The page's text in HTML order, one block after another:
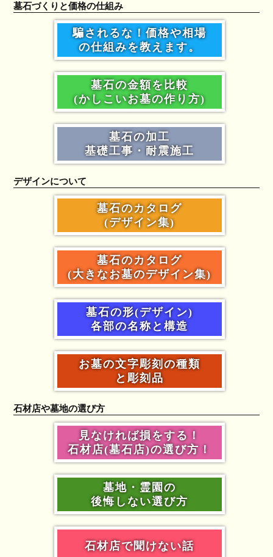
墓石づくりと価格の仕組み
騙されるな！価格や相場
の仕組みを教えます。
墓石の金額を比較
(かしこいお墓の作り方)
墓石の加工
基礎工事・耐震施工
デザインについて
墓石のカタログ
(デザイン集)
墓石のカタログ
(大きなお墓のデザイン集)
墓石の形(デザイン)
各部の名称と構造
お墓の文字彫刻の種類
と彫刻品
石材店や墓地の選び方
見なければ損をする！
石材店(墓石店)の選び方！
墓地・霊園の
後悔しない選び方
石材店で聞けない話